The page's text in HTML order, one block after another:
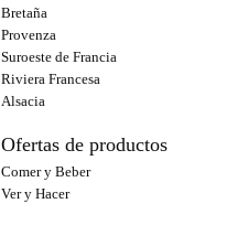
Bretaña
Provenza
Suroeste de Francia
Riviera Francesa
Alsacia
Ofertas de productos
Comer y Beber
Ver y Hacer